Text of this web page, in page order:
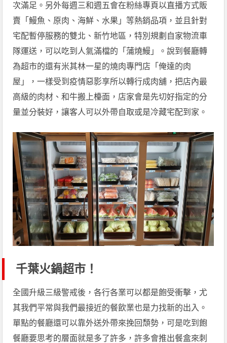
次滿足。另外每週三和週五會在粉絲專頁以直播方式販
賣「鰻魚、原肉、海鮮、水果」等熱銷品項，並且針對
宅配暫停服務的雙北、新竹地區，特別規劃自家物流車
隊運送，可以吃到人氣滿檔的「蒲燒鰻」。說到餐廳轉
為超市的還有米其林一星的燒肉專門店「俺達的肉
屋」，一樣受到疫情惡影享所以轉行成肉舖，把店內最
高級的肉材、和牛搬上檯面，店家會是先切好指定的分
量並分裝好，讓客人可以外帶自取或是冷藏宅配到家。
千葉火鍋超市！
全國升級三級警戒後，各行各業可以都是飽受衝擊，尤
其我們平常與我們最接近的餐飲業也是力找新的出入。
單點的餐廳還可以靠外送外帶來挽回頹勢，可是吃到飽
餐廳要思考的層面就是多了許多，許多會推出餐盒來刺